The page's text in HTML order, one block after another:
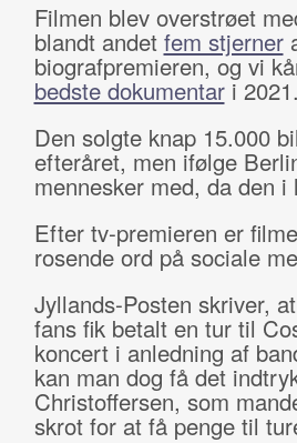
Filmen blev overstrøet
blandt andet fem stjerner
biografpremieren, og vi
bedste dokumentari 2021.
Den solgte knap 15.000
efteråret, men ifølge
mennesker med, da den
Efter tv-premieren er
rosende ord på sociale
Jyllands-Posten skriver,
fans fik betalt en tur til
koncert i anledning af
kan man dog få det
Christoffersen, som
skrot for at få penge til